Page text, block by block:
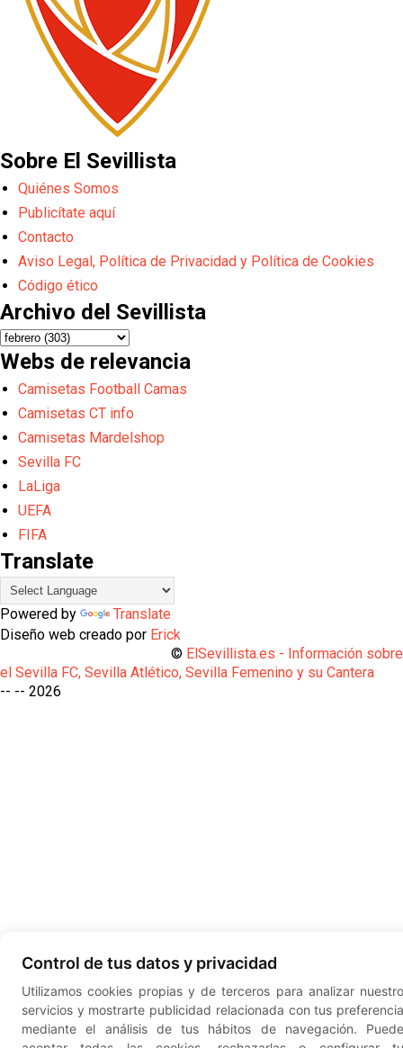
Sobre El Sevillista
Quiénes Somos
Publicítate aquí
Contacto
Aviso Legal, Política de Privacidad y Política de Cookies
Código ético
Archivo del Sevillista
Webs de relevancia
Camisetas Football Camas
Camisetas CT info
Camisetas Mardelshop
Sevilla FC
LaLiga
UEFA
FIFA
Translate
Powered by
Translate
Diseño web creado por Erick
© ElSevillista.es - Información sobre
el Sevilla FC, Sevilla Atlético, Sevilla Femenino y su Cantera
-- --
Control de tus datos y privacidad
Utilizamos cookies propias y de terceros para analizar
servicios y mostrarte publicidad relacionada con tus
mediante el análisis de tus hábitos de navegación.
2026